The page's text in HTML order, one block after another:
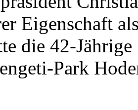
Eigenschaft
die 42-
Park